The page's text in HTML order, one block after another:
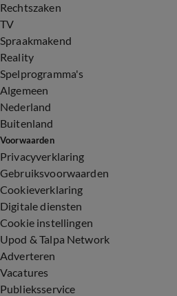
Rechtszaken
TV
Spraakmakend
Reality
Spelprogramma's
Algemeen
Nederland
Buitenland
Voorwaarden
Privacyverklaring
Gebruiksvoorwaarden
Cookieverklaring
Digitale diensten
Cookie instellingen
Upod & Talpa Network
Adverteren
Vacatures
Publieksservice